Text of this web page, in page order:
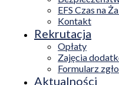
EFS Czas na
Kontakt
Rekrutacja
Opłaty
Zajęcia
Formularz
Aktualności